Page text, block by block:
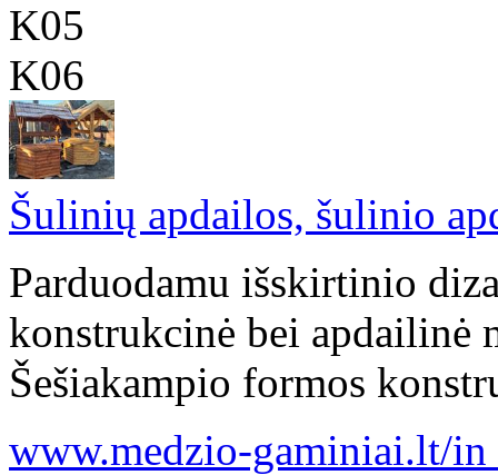
K05
K06
Šulinių apdailos, šulinio
Parduodamu išskirtinio
konstrukcinė bei apdailinė
Šešiakampio formos
www.medzio-gaminiai.lt/in